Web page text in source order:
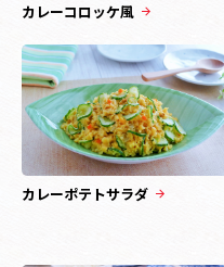
カレーコロッケ風
カレーポテトサラダ